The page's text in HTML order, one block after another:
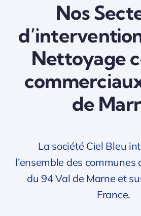
Nos
Nettoyage
de
La société Ciel Bleu
l’ensemble des
du 94 Val de Marne et
France.